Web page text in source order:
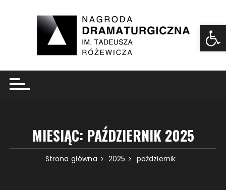
MIESIĄC: PAŹDZIERNIK 2025
Strona główna 2025 październik